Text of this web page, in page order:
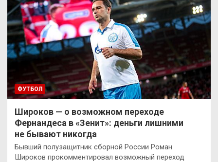
ФУТБОЛ
Широков — о возможном переходе
Фернандеса в «Зенит»: деньги лишними
не бывают никогда
Бывший полузащитник сборной России Роман
Широков прокомментировал возможный переход